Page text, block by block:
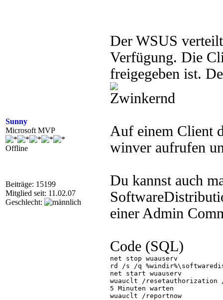
Sunny
Microsoft MVP
Offline
Beiträge: 15199
Mitglied seit: 11.02.07
Geschlecht:
Der WSUS
Verfügung. Die
freigegeben ist.
Auf einem Client
winver aufrufen
Du kannst auch
einer Admin
Code (SQL)
net stop wuauserv
rd /s /q
net start wuauserv
wuauclt /resetauthorization /
5 Minuten warten
wuauclt /reportnow